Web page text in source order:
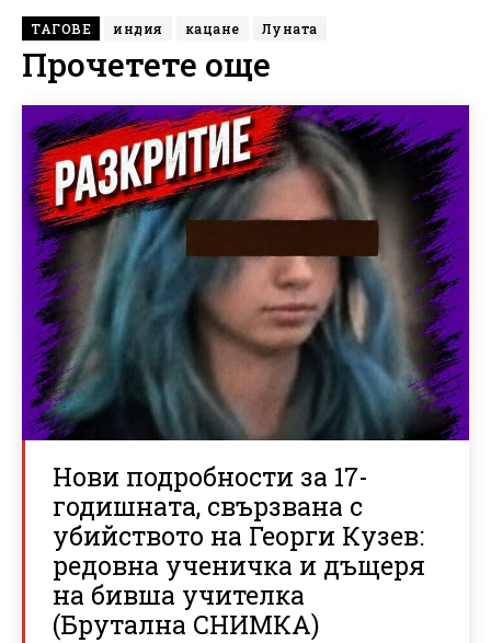
ТАГОВЕ индия кацане Луната
Прочетете още
Нови подробности за 17-
годишната, свързвана с
убийството на Георги Кузев:
редовна ученичка и дъщеря
на бивша учителка
(Брутална СНИМКА)